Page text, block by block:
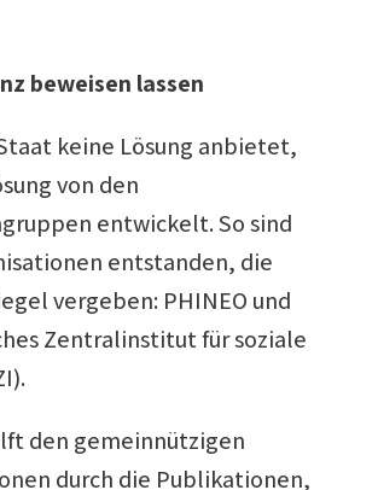
beweisen lassen
keine Lösung anbietet,
von den
entwickelt. So sind
entstanden, die
vergeben: PHINEO und
Zentralinstitut für soziale
den gemeinnützigen
durch die Publikationen,